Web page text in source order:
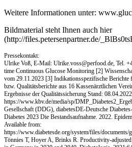
Weitere Informationen unter:
Bildmaterial steht Ihnen auch hier
(http://files.petersenpartner.de/
Pressekontakt:
Ulrike Voß, E-Mail: Ulrike.voss@perfood.de, Tel.
time Continuous Glucose Monitoring [2]
vom 29.11.2023 [3] Indikationsspezifische Berichte
bzw. Qualitätsberichte aus 16 Kassenärztlichen
Ergebnisse der Qualitätssicherung Stand:
https://www.kbv.de/media/sp/
Gesellschaft (DDG), diabetesDE-Deutsche
Diabetes 2023 Die Bestandsaufnahme. 2022.
Available from:
https://www.diabetesde.org/system/files/
Tönnies T, Hoyer A, Brinks R. Productivity-